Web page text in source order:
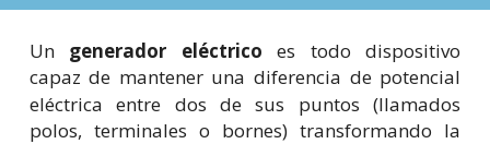
Un generador eléctrico es todo dispositivo
capaz de mantener unadiferencia de potencial
eléctrica entre dos de sus puntos (llamados
polos, terminales o bornes) transformando la